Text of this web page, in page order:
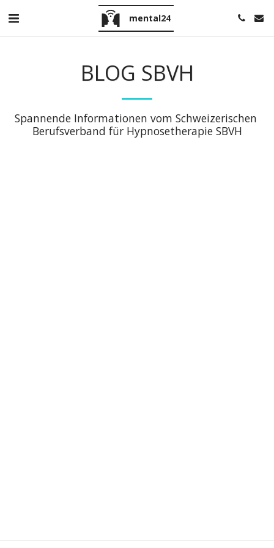
mental24
BLOG SBVH
Spannende Informationen vom Schweizerischen
Berufsverband für Hypnosetherapie SBVH